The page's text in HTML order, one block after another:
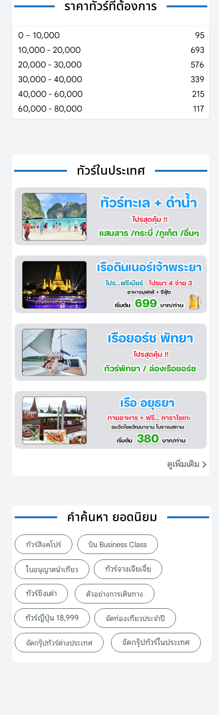
ราคาทัวร์ที่ต้องการ
0 – 10,000
95
10,000 - 20,000
693
20,000 - 30,000
576
30,000 - 40,000
339
40,000 - 60,000
215
60,000 - 80,000
117
ทัวร์ในประเทศ
ดูเพิ่มเติม
คำค้นหา ยอดนิยม
ทัวร์สิงคโปร์ บิน Business Class
ใบอนุญาตนำเที่ยว ทัวร์จางเจียเจี้ย
ทัวร์ชิงเต่า ตัวอย่างการเดินทาง
ทัวร์ญี่ปุ่น 18,999 จัดท่องเที่ยวประจำปี
จัดกรุ๊ปทัวร์ต่างประเทศ จัดกรุ๊ปทัวร์ในประเทศ